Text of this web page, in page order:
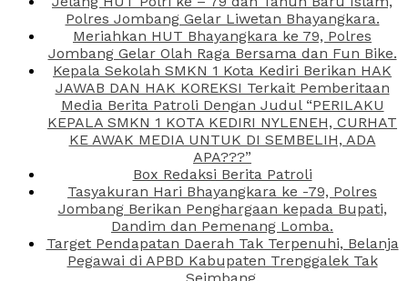
Polres Jombang Gelar Liwetan Bhayangkara.
Meriahkan HUT Bhayangkara ke 79, Polres
Jombang Gelar Olah Raga Bersama dan Fun Bike.
Kepala Sekolah SMKN 1 Kota Kediri Berikan HAK
JAWAB DAN HAK KOREKSI Terkait Pemberitaan
Media Berita Patroli Dengan Judul “PERILAKU
KEPALA SMKN 1 KOTA KEDIRI NYLENEH, CURHAT
KE AWAK MEDIA UNTUK DI SEMBELIH, ADA
APA???”
Box Redaksi Berita Patroli
Tasyakuran Hari Bhayangkara ke -79, Polres
Jombang Berikan Penghargaan kepada Bupati,
Dandim dan Pemenang Lomba.
Target Pendapatan Daerah Tak Terpenuhi, Belanja
Pegawai di APBD Kabupaten Trenggalek Tak